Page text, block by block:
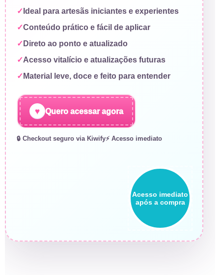
Ideal para artesãs iniciantes e experientes
Conteúdo prático e fácil de aplicar
Direto ao ponto e atualizado
Acesso vitalício e atualizações futuras
Material leve, doce e feito para entender
♥ Quero acessar agora
🔒 Checkout seguro via Kiwify⚡ Acesso imediato